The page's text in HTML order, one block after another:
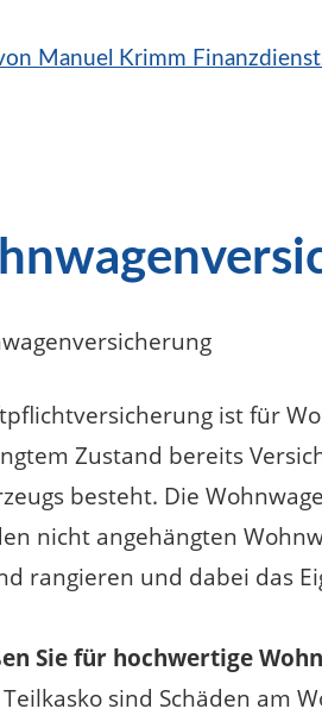
ist für
Zustand bereits
besteht. Die
nicht angehängten
rangieren und dabei das
Sie für hochwertige
sind Schäden am